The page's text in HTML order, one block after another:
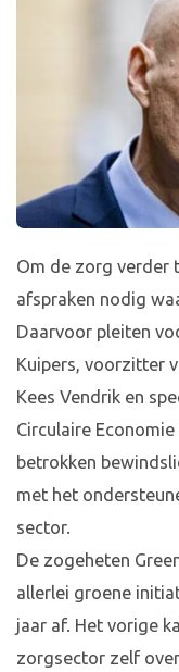
Om de zorg verder
afspraken nodig
Daarvoor pleiten
Kuipers, voorzitter
Kees Vendrik en
Circulaire
betrokken
met het
sector.
De zogeheten
allerlei groene
jaar af. Het vorige
zorgsector zelf